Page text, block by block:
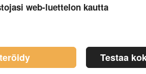
web-luettelon kautta
Testaa